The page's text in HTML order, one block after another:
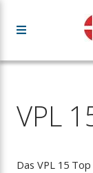
VPL
Das VPL 15